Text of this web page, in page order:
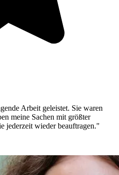
Arbeit geleistet. Sie waren
meine Sachen mit größter
jederzeit wieder beauftragen."